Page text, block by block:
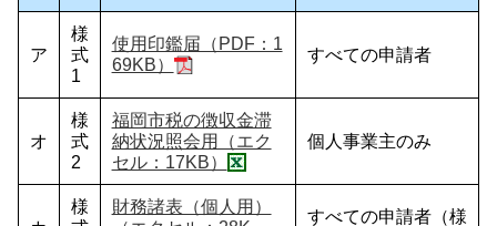
ア
様
式
1
使用印鑑届（PDF：1
69KB）
すべての申請者
オ
様
式
2
福岡市税の徴収金滞
納状況照会用（エク
セル：17KB）
個人事業主のみ
様
財務諸表（個人用）
すべての申請者（様